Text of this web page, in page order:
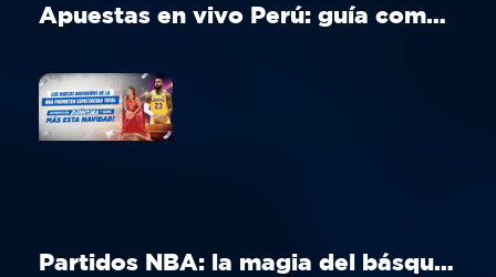
Apuestas en vivo Perú: guía completa para apostar en tiempo real
Partidos NBA: la magia del básquet en Navidad